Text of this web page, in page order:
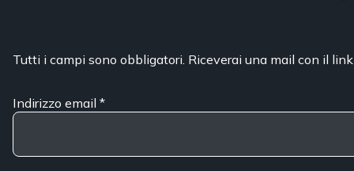
Tutti i campi sono obbligatori. Riceverai una mail con il
Indirizzo email*